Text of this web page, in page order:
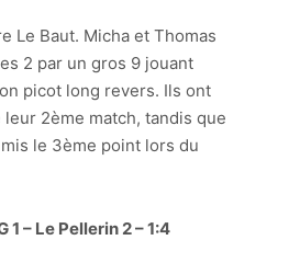
Le Baut. Micha et Thomas
2 par un gros 9 jouant
picot long revers. Ils ont
2ème match, tandis que
le 3ème point lors du
– Le Pellerin 2 – 1:4